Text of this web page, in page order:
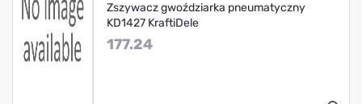
Zszywacz gwoździarka pneumatyczny
KD1427 KraftiDele
177.24